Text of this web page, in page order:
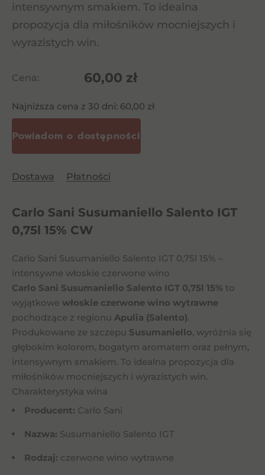
intensywnym smakiem. To idealna
propozycja dla miłośników mocniejszych i
wyrazistych win.
Cena: 60,00 zł
Najniższa cena z 30 dni: 60,00 zł
Dostawa Płatności
Carlo Sani Susumaniello Salento IGT
0,75l 15% CW
Carlo Sani Susumaniello Salento IGT 0,75l 15% –
intensywne włoskie czerwone wino
Carlo Sani Susumaniello Salento IGT 0,75l 15% to
wyjątkowe włoskie czerwone wino wytrawne
pochodzące z regionu Apulia (Salento).
Produkowane ze szczepu Susumaniello, wyróżnia się
głębokim kolorem, bogatym aromatem oraz pełnym,
intensywnym smakiem. To idealna propozycja dla
miłośników mocniejszych i wyrazistych win.
Charakterystyka wina
Producent: Carlo Sani
Nazwa: Susumaniello Salento IGT
Rodzaj: czerwone wino wytrawne